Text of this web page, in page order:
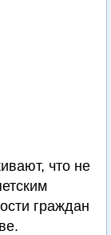
что не
граждан